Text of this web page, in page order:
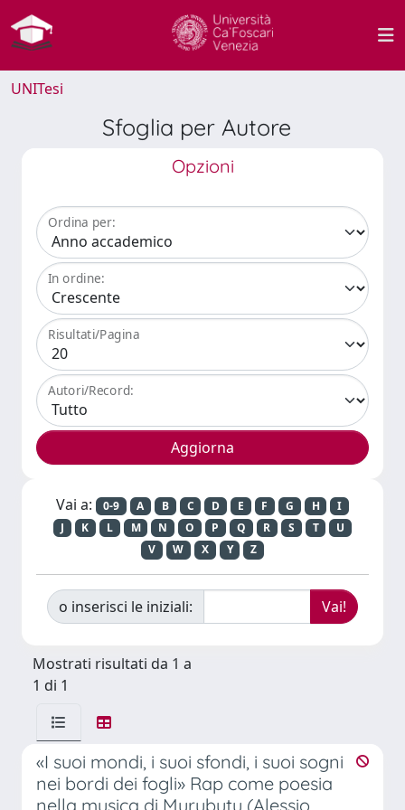
UNITesi
Sfoglia per Autore
Opzioni
Ordina per:
In ordine:
Risultati/Pagina
Autori/Record:
Vai a: 0-9 A B C D E F G H
I
J
K L M N O P Q R S T
U
V
W X Y Z
o inserisci le iniziali:
Mostrati risultati da 1 a
1 di 1
«I suoi mondi, i suoi sfondi, i suoi sogni
nei bordi dei fogli» Rap come poesia
nella musica di Murubutu (Alessio